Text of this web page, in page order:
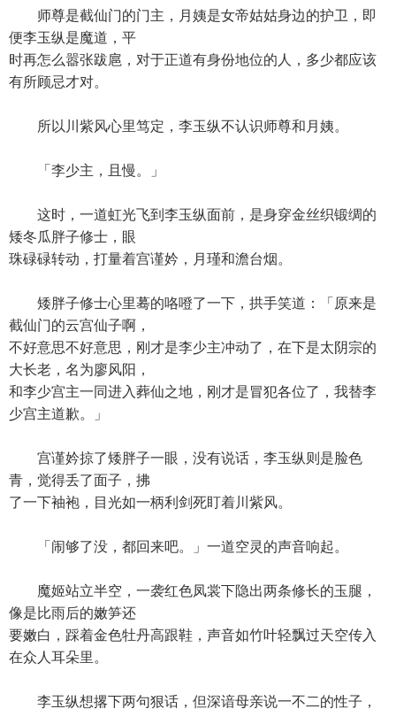
师尊是截仙门的门主，月姨是女帝姑姑身边的护卫，即
便李玉纵是魔道，平
时再怎么嚣张跋扈，对于正道有身份地位的人，多少都应该
有所顾忌才对。
所以川紫风心里笃定，李玉纵不认识师尊和月姨。
「李少主，且慢。」
这时，一道虹光飞到李玉纵面前，是身穿金丝织锻绸的
矮冬瓜胖子修士，眼
珠碌碌转动，打量着宫谨妗，月瑾和澹台烟。
矮胖子修士心里蓦的咯噔了一下，拱手笑道：「原来是
截仙门的云宫仙子啊，
不好意思不好意思，刚才是李少主冲动了，在下是太阴宗的
大长老，名为廖风阳，
和李少宫主一同进入葬仙之地，刚才是冒犯各位了，我替李
少宫主道歉。」
宫谨妗掠了矮胖子一眼，没有说话，李玉纵则是脸色
青，觉得丢了面子，拂
了一下袖袍，目光如一柄利剑死盯着川紫风。
「闹够了没，都回来吧。」一道空灵的声音响起。
魔姬站立半空，一袭红色凤裳下隐出两条修长的玉腿，
像是比雨后的嫩笋还
要嫩白，踩着金色牡丹高跟鞋，声音如竹叶轻飘过天空传入
在众人耳朵里。
李玉纵想撂下两句狠话，但深谙母亲说一不二的性子，